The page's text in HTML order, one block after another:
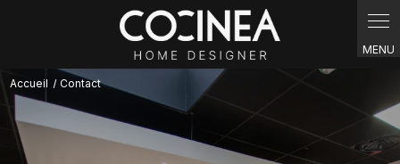
Accueil Contact
Panneau de gestion des cookies